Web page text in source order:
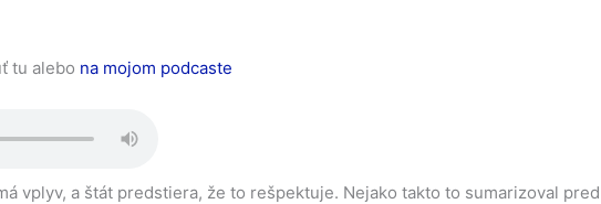
tu alebo na mojom podcaste
vplyv, a štát predstiera, že to rešpektuje. Nejako takto to sumarizoval pred